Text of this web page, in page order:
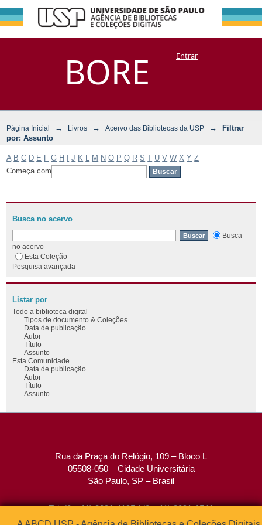
BORE
Filtrar por:
Assunto
DSpace/Manakin + CoriscoEntrar
Página Inicial → Livros → Acervo das Bibliotecas da USP →
Filtrar
por: Assunto
A B C D E F G H J K M N O P Q R S T U V W X Y Z
Começa com
Busca no acervo
Busca
no acervo
Esta Coleção
Pesquisa avançada
Listar por
Todo a biblioteca digital
Tipos de documento & Coleções
Data de publicação
Autor
Título
Assunto
Esta Comunidade
Data de publicação
Autor
Título
Assunto
Rua da Praça do Relógio, 109 – Bloco L
05508-050 – Cidade Universitária
São Paulo, SP – Brasil
Tel: (0xx11) 3091-4195 / (0xx11) 3091-1541
Fax: (0xx11) 3091-1567